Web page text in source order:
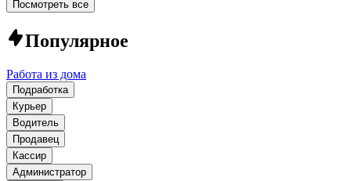
Посмотреть все
Популярное
Работа из дома
Подработка
Курьер
Водитель
Продавец
Кассир
Администратор